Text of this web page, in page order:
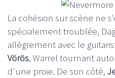
La cohésion sur scène ne
spécialement troublée,
allègrement avec le
Vörös, Warrel tournant
d'une proie. De son côté,